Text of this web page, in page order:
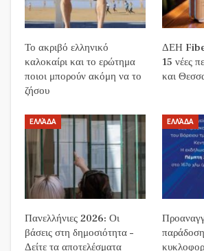
Το ακριβό ελληνικό
καλοκαίρι και το ερώτημα
ποιοι μπορούν ακόμη να το
ζήσου
ΔΕΗ
15 νέες
και
ΕΛΛΆΔΑ
Πανελλήνιες 2026: Οι
βάσεις στη δημοσιότητα –
Δείτε τα αποτελέσματα
ΕΛΛΆΔΑ